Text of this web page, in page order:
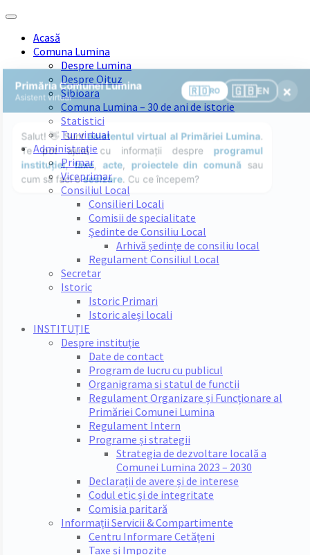
Skip
content
Skip
sidebar
Skip
right
sidebar
Skip
footerAcasă
Comuna Lumina
Despre Lumina
Despre Oituz
Sibioara
Comuna Lumina – 30 de ani de istorie
Statistici
Tur virtual
Administrație
Primar
Viceprimar
Consiliul Local
Consilieri Locali
Comisii de specialitate
Ședinte de Consiliu Local
Arhivă ședințe de consiliu local
Regulament Consiliul Local
Secretar
Istoric
Istoric Primari
Istoric aleși locali
INSTITUȚIE
Despre instituție
Date de contact
Program de lucru cu publicul
Organigrama si statul de functii
Regulament Organizare și Funcționare al
Primăriei Comunei Lumina
Regulament Intern
Programe și strategii
Strategia de dezvoltare locală a
Comunei Lumina 2023 – 2030
Declarații de avere și de interese
Codul etic și de integritate
Comisia paritară
Informații Servicii & Compartimente
Centru Informare Cetățeni
Taxe și Impozite